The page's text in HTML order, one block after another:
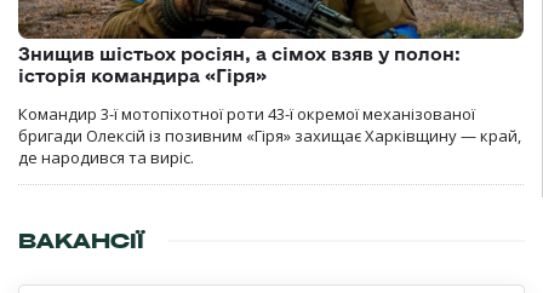
Знищив шістьох росіян, а сімох взяв у полон:
історія командира «Гіря»
Командир 3-ї мотопіхотної роти 43-ї окремої механізованої
бригади Олексій із позивним «Гіря» захищає Харківщину — край,
де народився та виріс.
ВАКАНСІЇ